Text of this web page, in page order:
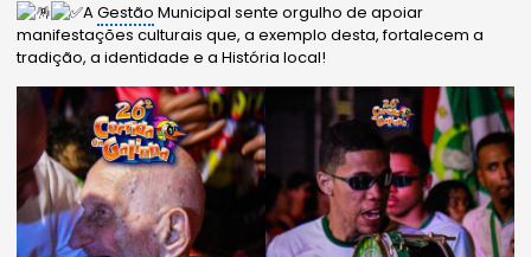
AGestão Municipal sente orgulho de apoiar
manifestações culturais que, a exemplo desta, fortalecem a
tradição, a identidade e a História local!